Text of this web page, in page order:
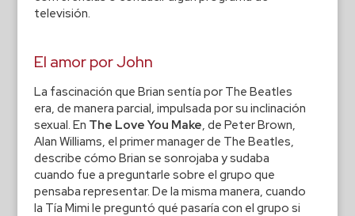
televisión.
El amor por John
La fascinación que Brian sentía por The Beatles
era, de manera parcial, impulsada por su inclinación
sexual. En The Love You Make, de Peter Brown,
Alan Williams, el primer manager de The Beatles,
describe cómo Brian se sonrojaba y sudaba
cuando fue a preguntarle sobre el grupo que
pensaba representar. De la misma manera, cuando
la Tía Mimi le preguntó qué pasaría con el grupo si